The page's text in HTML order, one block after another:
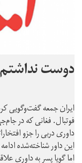
دوست
ایران جمعه گفت‌وگویی
فوتبال. فغانی که در
داوری دربی را جزو
این داور شناخته‌شده